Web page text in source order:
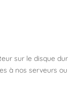
sur le disque dur
à nos serveurs ou